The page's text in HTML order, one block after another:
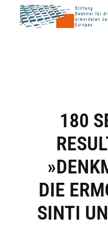
180
DIE
SINTI